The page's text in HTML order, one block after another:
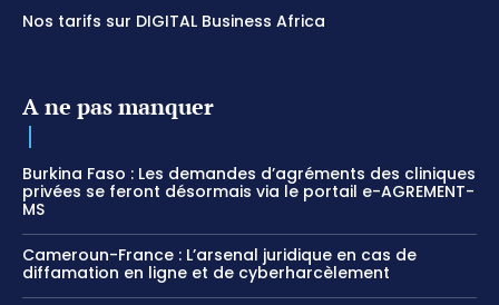
Nos tarifs sur DIGITAL Business Africa
A ne pas manquer
Burkina Faso : Les demandes d’agréments des cliniques
privées se feront désormais via le portail e-AGREMENT-
MS
Cameroun-France : L’arsenal juridique en cas de
diffamation en ligne et de cyberharcèlement